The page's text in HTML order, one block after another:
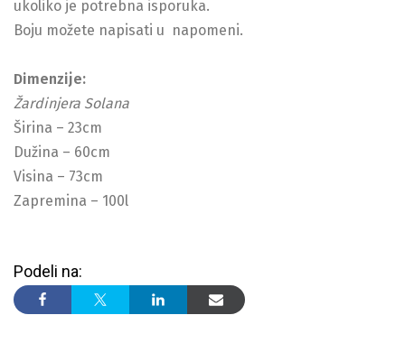
ukoliko je potrebna isporuka.
Boju možete napisati u napomeni.
Dimenzije:
Žardinjera Solana
Širina – 23cm
Dužina – 60cm
Visina – 73cm
Zapremina – 100l
Podeli na: